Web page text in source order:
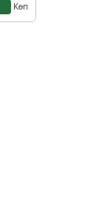
Көп